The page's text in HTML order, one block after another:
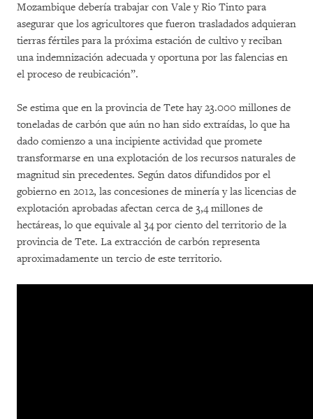
Mozambique debería trabajar con Vale y Rio Tinto para
asegurar que los agricultores que fueron trasladados adquieran
tierras fértiles para la próxima estación de cultivo y reciban
una indemnización adecuada y oportuna por las falencias en
el proceso de reubicación”.
Se estima que en la provincia de Tete hay 23.000 millones de
toneladas de carbón que aún no han sido extraídas, lo que ha
dado comienzo a una incipiente actividad que promete
transformarse en una explotación de los recursos naturales de
magnitud sin precedentes. Según datos difundidos por el
gobierno en 2012, las concesiones de minería y las licencias de
explotación aprobadas afectan cerca de 3,4 millones de
hectáreas, lo que equivale al 34 por ciento del territorio de la
provincia de Tete. La extracción de carbón representa
aproximadamente un tercio de este territorio.